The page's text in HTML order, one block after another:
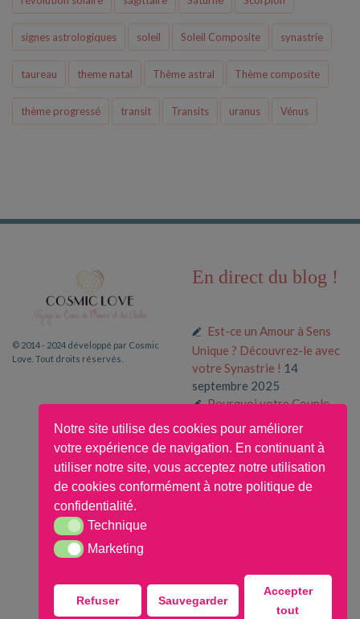
signes astrologiques soleil Soleil Composite synastrie
taureau theme natal Thème astral Thème composite
thème progressé transit Transits uranus Vénus
© 2014 - 2024 développé par Cosmic
Love. Tout droits réservés.
En direct du blog !
Est-ce un Amour à Sens
Unique ? Découvrez-le avec
votre Synastrie ! 14
septembre 2025
Pourquoi votre Couple
fonctionne (ou pas) selon
votre Thème Composite
août 2025
Pourquoi Attirez-vous
Toujours le même Type de
Notre site utilise des cookies pour améliorer
votre expérience de navigation. En continuant à
utiliser notre site, vous acceptez notre utilisation
de cookies conformément à notre politique de
confidentialité.
TechniqueTechnique
MarketingMarketing
Refuser Sauvegarder
Accepter
tout